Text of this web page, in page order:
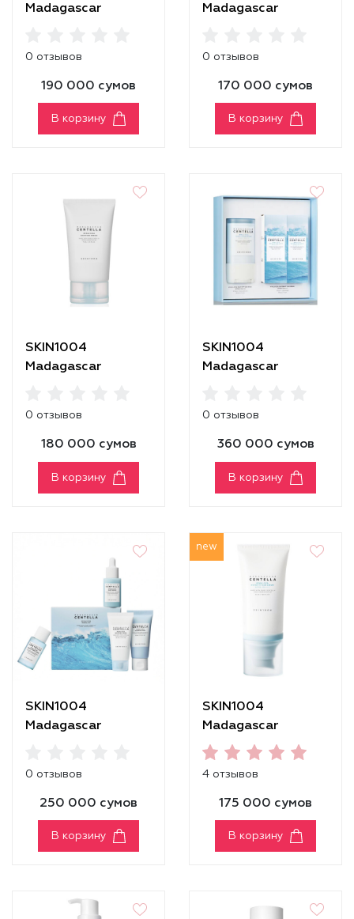
Madagascar
0 отзывов
190 000 сумов
В корзину
Madagascar
0 отзывов
170 000 сумов
В корзину
SKIN1004
Madagascar
0 отзывов
180 000 сумов
В корзину
SKIN1004
Madagascar
0 отзывов
360 000 сумов
В корзину
SKIN1004
Madagascar
0 отзывов
250 000 сумов
В корзину
new
SKIN1004
Madagascar
Centella Hyalu-Cica
Water-Fit Sun
PA++++
4 отзывов
175 000 сумов
В корзину